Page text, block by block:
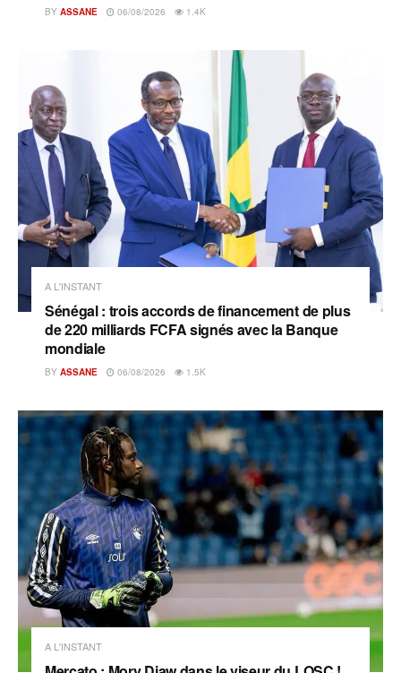
BY ASSANE 06/08/2026 1.4K
A L'INSTANT
Sénégal : trois accords de financement de plus
de 220 milliards FCFA signés avec la Banque
mondiale
BY ASSANE 06/08/2026 1.5K
A L'INSTANT